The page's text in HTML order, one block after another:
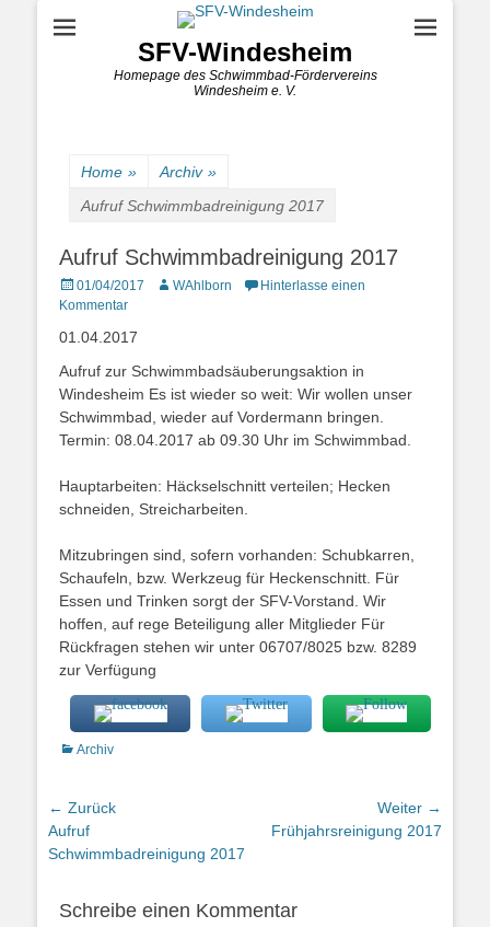
SFV-Windesheim
Homepage des Schwimmbad-Fördervereins
Windesheim e. V.
Home » Archiv »
Aufruf Schwimmbadreinigung 2017
Aufruf Schwimmbadreinigung 2017
Posted
on
01/04/2017 AutorWAhlborn
Hinterlasse einen
Kommentar
01.04.2017
Aufruf zur Schwimmbadsäuberungsaktion in
Windesheim Es ist wieder so weit: Wir wollen unser
Schwimmbad, wieder auf Vordermann bringen.
Termin: 08.04.2017 ab 09.30 Uhr im Schwimmbad.
Hauptarbeiten: Häckselschnitt verteilen; Hecken
schneiden, Streicharbeiten.
Mitzubringen sind, sofern vorhanden: Schubkarren,
Schaufeln, bzw. Werkzeug für Heckenschnitt. Für
Essen und Trinken sorgt der SFV-Vorstand. Wir
hoffen, auf rege Beteiligung aller Mitglieder Für
Rückfragen stehen wir unter 06707/8025 bzw. 8289
zur Verfügung
Kategorien
Archiv
Beitragsnavigation
← Zurück
Vorheriger
Beitrag:
Aufruf
Schwimmbadreinigung 2017
Weiter →
Nächster
Frühjahrsreinigung 2017
Schreibe einen Kommentar